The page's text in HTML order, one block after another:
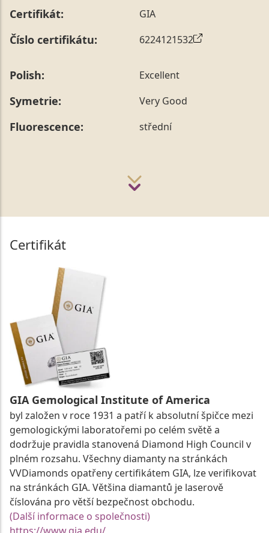
Certifikát: GIA
Číslo certifikátu: 6224121532
Polish: Excellent
Symetrie: Very Good
Fluorescence: střední
Certifikát
GIA Gemological Institute of America
byl založen v roce 1931 a patří k absolutní špičce mezi
gemologickými laboratořemi po celém světě a
dodržuje pravidla stanovená Diamond High Council v
plném rozsahu. Všechny diamanty na stránkách
VVDiamonds opatřeny certifikátem GIA, lze verifikovat
na stránkách GIA. Většina diamantů je laserově
číslována pro větší bezpečnost obchodu.
(Další informace o společnosti)